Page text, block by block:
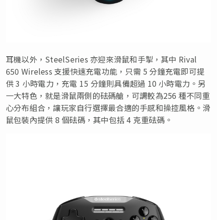
耳機以外，SteelSeries 亦迎來滑鼠和手掣，其中 Rival
650 Wireless 支援快速充電功能，只需 5 分鐘充電即可提
供 3 小時電力，充電 15 分鐘則具備超過 10 小時電力。另
一大特色，就是滑鼠兩側的砝碼艙，可調較為256 種不同重
心分布組合，讓玩家自行選擇最合適的手感和操控風格。滑
鼠包裝內提供 8 個砝碼，其中包括 4 克重砝碼。